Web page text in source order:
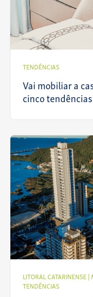
TENDÊNCIAS
Vai mobiliar a
cinco
LITORAL CATARINENSE |
TENDÊNCIAS